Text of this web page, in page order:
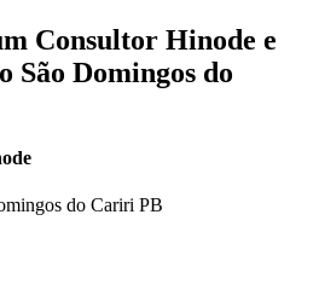
Consultor Hinode e
São Domingos do